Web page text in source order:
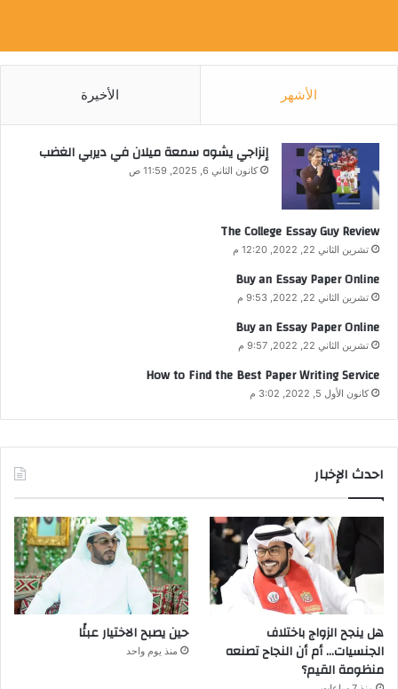
الأشهر الأخيرة
إنزاجي يشوه سمعة ميلان في ديربي الغضب
كانون الثاني 6, 2025, 11:59 ص
The College Essay Guy Review
تشرين الثاني 22, 2022, 12:20 م
Buy an Essay Paper Online
تشرين الثاني 22, 2022, 9:53 م
Buy an Essay Paper Online
تشرين الثاني 22, 2022, 9:57 م
How to Find the Best Paper Writing Service
كانون الأول 5, 2022, 3:02 م
احدث الإخبار
هل ينجح الزواج باختلاف
الجنسيات… أم أن النجاح تصنعه
منظومة القيم؟
حين يصبح الاختيار عبئًا
منذ يوم واحد